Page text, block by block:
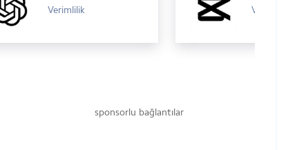
Verimlilik Video
sponsorlu bağlantılar